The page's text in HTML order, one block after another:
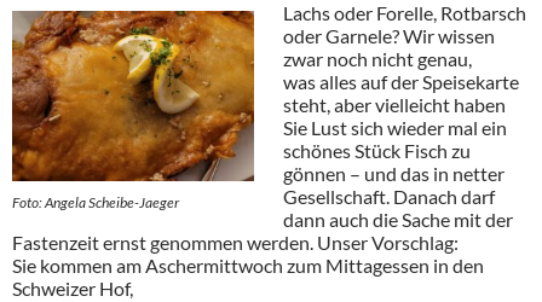
Foto: Angela Scheibe-Jaeger
Lachs oder Forelle, Rotbarsch
oder Garnele? Wir wissen
zwar noch nicht genau,
was alles auf der Speisekarte
steht, aber vielleicht haben
Sie Lust sich wieder mal ein
schönes Stück Fisch zu
gönnen – und das in netter
Gesellschaft. Danach darf
dann auch die Sache mit der
Fastenzeit ernst genommen werden. Unser Vorschlag:
Sie kommen am Aschermittwoch zum Mittagessen in den
Schweizer Hof,